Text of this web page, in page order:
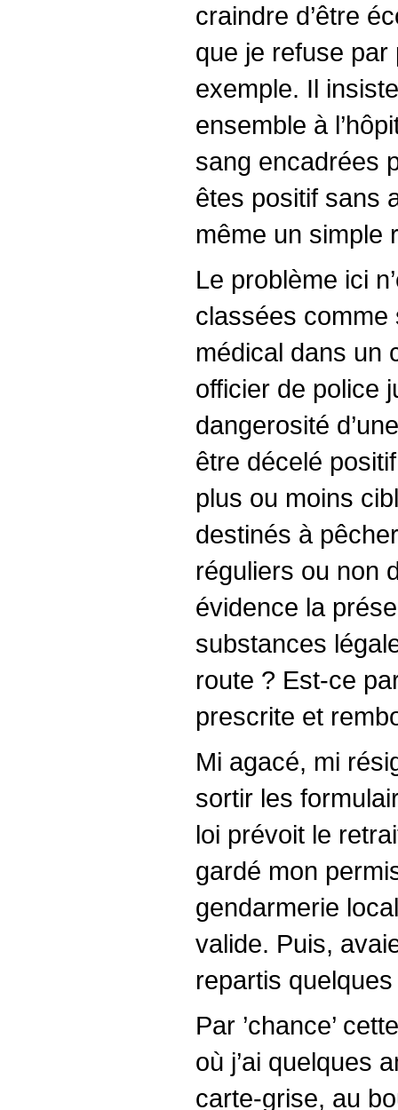
craindre d’être
que je refuse
exemple. Il
ensemble à
sang encadrées
êtes positif sans
même un simple
Le problème ici
classées comme
médical dans un
officier de police
dangerosité
être décelé
plus ou moins
destinés à
réguliers ou non
évidence la
substances
route ? Est-ce
prescrite et
Mi agacé, mi
sortir les
loi prévoit le
gardé mon
gendarmerie
valide. Puis,
repartis
Par ’chance’
où j’ai quelques
carte-grise, au